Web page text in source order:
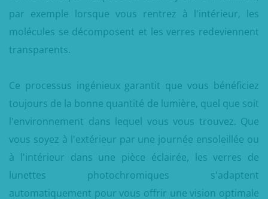
par exemple lorsque vous rentrez à l'intérieur, les
molécules se décomposent et les verres redeviennent
transparents.
Ce processus ingénieux garantit que vous bénéficiez
toujours de la bonne quantité de lumière, quel que soit
l'environnement dans lequel vous vous trouvez. Que
vous soyez à l'extérieur par une journée ensoleillée ou
à l'intérieur dans une pièce éclairée, les verres de
lunettes photochromiques s'adaptent
automatiquement pour vous offrir une vision optimale